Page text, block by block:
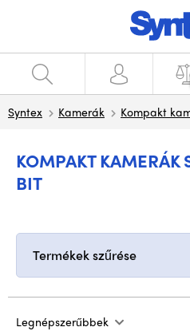
Syntex Kamerák Kompakt
KOMPAKT KAMERÁK
BIT
Termékek szűrése
Legnépszerűbbek